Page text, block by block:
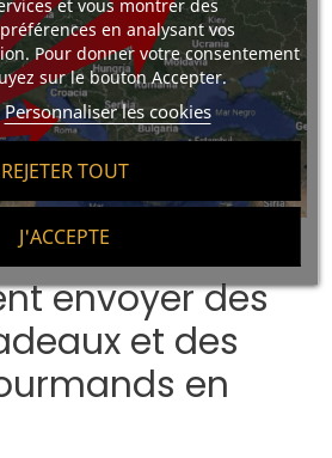
et vous montrer des
en analysant vos
Pour donner votre consentement
sur le bouton Accepter.
Personnaliser les cookies
REJETER TOUT
J'ACCEPTE
envoyer des
et des
en